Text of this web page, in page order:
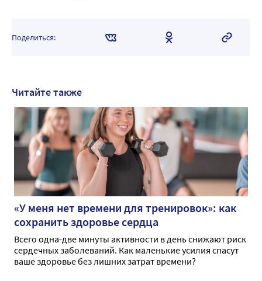
Поделиться:
Читайте также
«У меня нет времени для тренировок»: как
сохранить здоровье сердца
Всего одна-две минуты активности в день снижают риск
сердечных заболеваний. Как маленькие усилия спасут
ваше здоровье без лишних затрат времени?